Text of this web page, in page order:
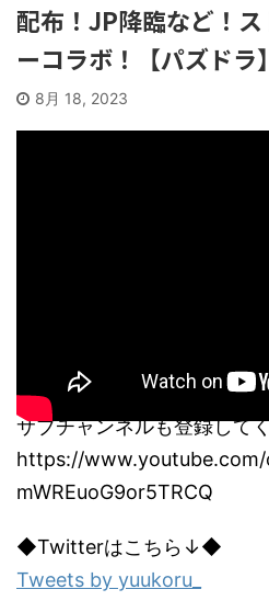
配布！JP降臨など！
ーコラボ！【パズドラ】
8月 18, 2023
サブチャンネルも登録して
https://www.youtube.com/
mWREuoG9or5TRCQ
◆Twitterはこちら↓◆
Tweets by yuukoru_